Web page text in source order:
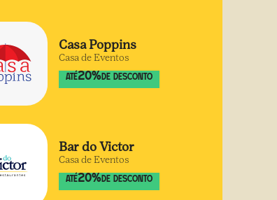
Casa Poppins
Casa de Eventos
ATÉ20%DE DESCONTO
Bar do Victor
Casa de Eventos
ATÉ20%DE DESCONTO